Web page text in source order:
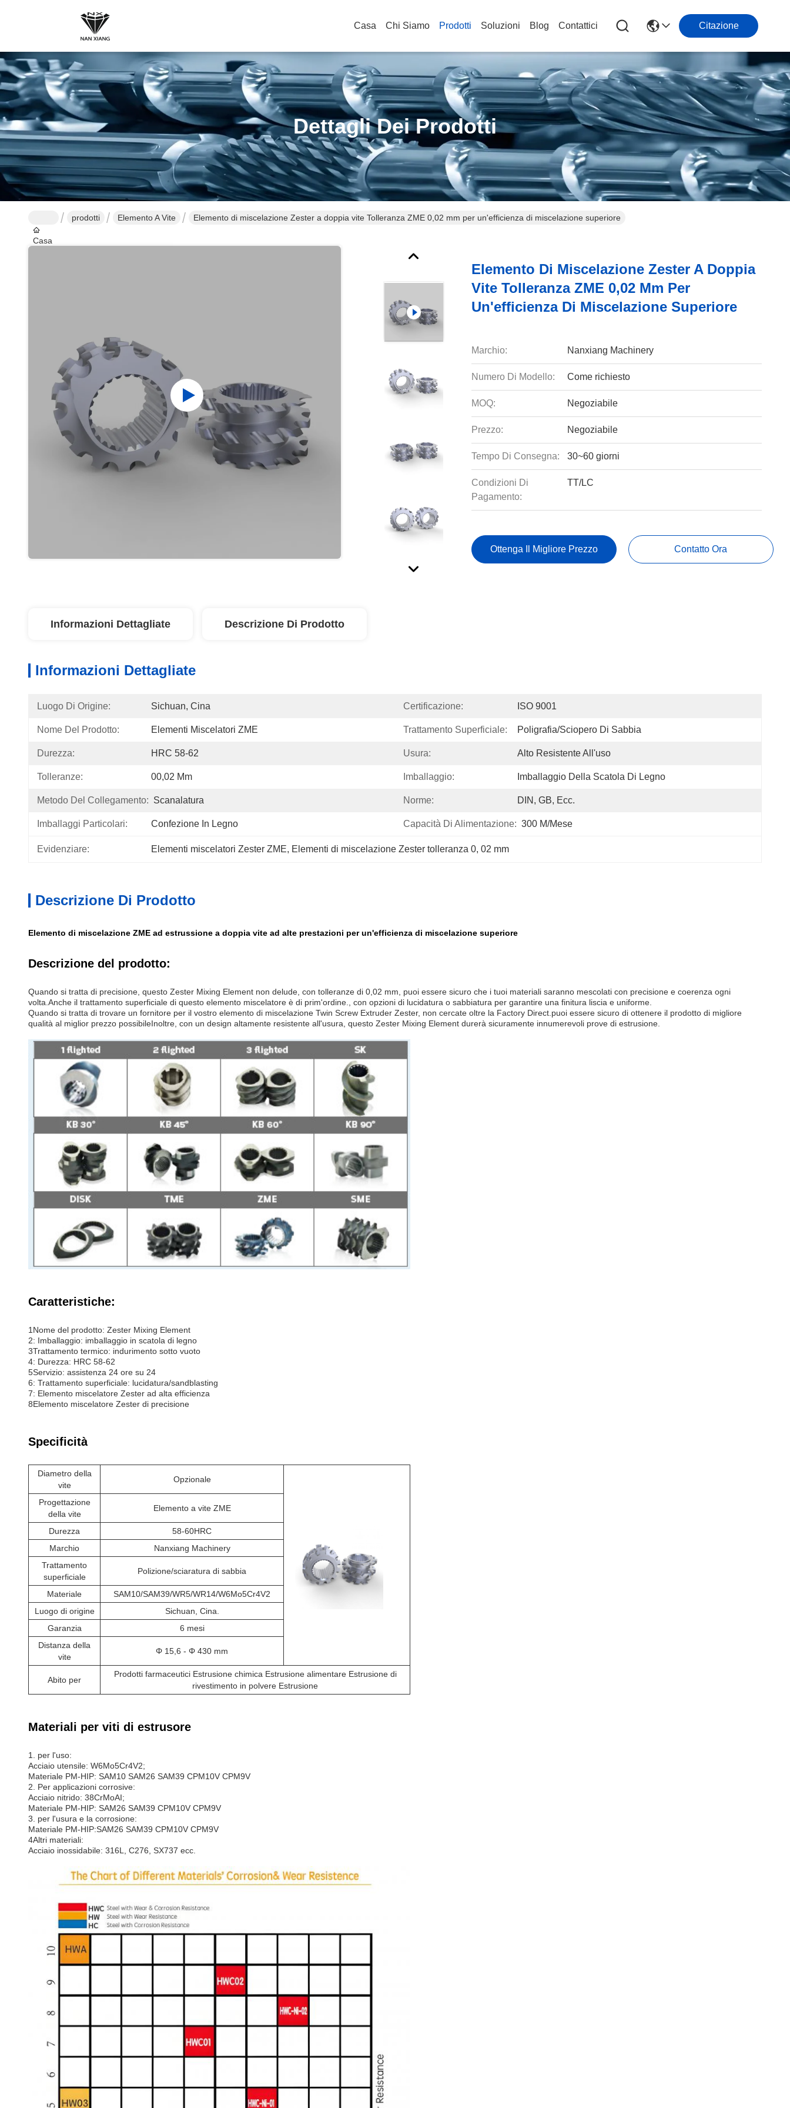
Casa Chi Siamo Prodotti Soluzioni Blog Contattici Citazione
Dettagli Dei Prodotti
Casa
prodotti Elemento A Vite Elemento di miscelazione Zester a doppia vite Tolleranza ZME 0,02 mm per un'efficienza di miscelazione superiore
Elemento Di Miscelazione Zester A Doppia
Vite Tolleranza ZME 0,02 Mm Per
Un'efficienza Di Miscelazione Superiore
Marchio: Nanxiang Machinery
Numero Di Modello: Come richiesto
MOQ: Negoziabile
Prezzo: Negoziabile
Tempo Di Consegna: 30~60 giorni
Condizioni Di
Pagamento:
TT/LC
Ottenga Il Migliore Prezzo Contatto Ora
Informazioni Dettagliate Descrizione Di Prodotto
Informazioni Dettagliate
Luogo Di Origine: Sichuan, Cina Certificazione: ISO 9001
Nome Del Prodotto: Elementi Miscelatori ZME Trattamento Superficiale: Poligrafia/sciopero Di Sabbia
Durezza: HRC 58-62 Usura: Alto Resistente All'uso
Tolleranze: 00,02 Mm Imballaggio: Imballaggio Della Scatola Di Legno
Metodo Del Collegamento: Scanalatura Norme: DIN, GB, Ecc.
Imballaggi Particolari: Confezione In Legno Capacità Di Alimentazione: 300 M/mese
Evidenziare: Elementi miscelatori Zester ZME, Elementi di miscelazione Zester tolleranza 0, 02 mm
Descrizione Di Prodotto
Elemento di miscelazione ZME ad estrussione a doppia vite ad alte prestazioni per un'efficienza di miscelazione superiore
Descrizione del prodotto:
Quando si tratta di precisione, questo Zester Mixing Element non delude, con tolleranze di 0,02 mm, puoi essere sicuro che i tuoi materiali saranno mescolati con precisione e coerenza ogni
volta.Anche il trattamento superficiale di questo elemento miscelatore è di prim'ordine., con opzioni di lucidatura o sabbiatura per garantire una finitura liscia e uniforme.
Quando si tratta di trovare un fornitore per il vostro elemento di miscelazione Twin Screw Extruder Zester, non cercate oltre la Factory Direct.puoi essere sicuro di ottenere il prodotto di migliore
qualità al miglior prezzo possibileInoltre, con un design altamente resistente all'usura, questo Zester Mixing Element durerà sicuramente innumerevoli prove di estrusione.
Caratteristiche:
1Nome del prodotto: Zester Mixing Element
2: Imballaggio: imballaggio in scatola di legno
3Trattamento termico: indurimento sotto vuoto
4: Durezza: HRC 58-62
5Servizio: assistenza 24 ore su 24
6: Trattamento superficiale: lucidatura/sandblasting
7: Elemento miscelatore Zester ad alta efficienza
8Elemento miscelatore Zester di precisione
Specificità
Diametro della
vite
Opzionale
Progettazione
della vite
Elemento a vite ZME
Durezza
58-60HRC
Marchio
Nanxiang Machinery
Trattamento
superficiale
Polizione/sciaratura di sabbia
Materiale
SAM10/SAM39/WR5/WR14/W6Mo5Cr4V2
Luogo di origine
Sichuan, Cina.
Garanzia
6 mesi
Distanza della
vite
Φ 15,6 - Φ 430 mm
Abito per
Prodotti farmaceutici Estrusione chimica Estrusione alimentare Estrusione di
rivestimento in polvere Estrusione
Materiali per viti di estrusore
1. per l'uso:
Acciaio utensile: W6Mo5Cr4V2;
Materiale PM-HIP: SAM10 SAM26 SAM39 CPM10V CPM9V
2. Per applicazioni corrosive:
Acciaio nitrido: 38CrMoAI;
Materiale PM-HIP: SAM26 SAM39 CPM10V CPM9V
3. per l'usura e la corrosione:
Materiale PM-HIP:SAM26 SAM39 CPM10V CPM9V
4Altri materiali:
Acciaio inossidabile: 316L, C276, SX737 ecc.